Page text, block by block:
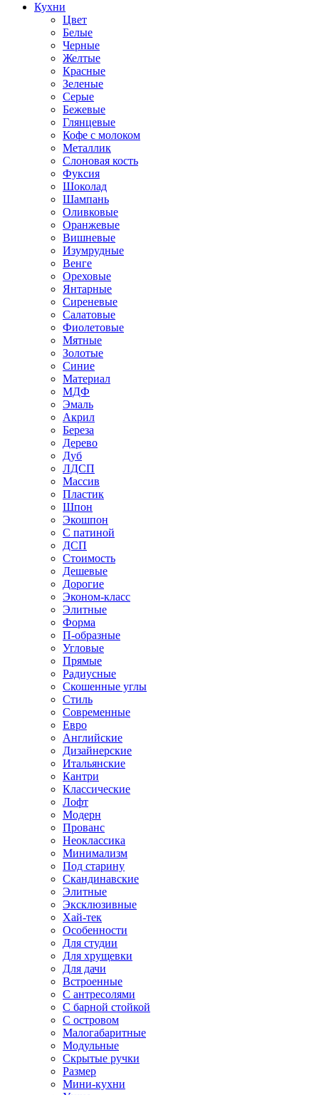
Кухни
Цвет
Белые
Черные
Желтые
Красные
Зеленые
Серые
Бежевые
Глянцевые
Кофе с молоком
Металлик
Слоновая кость
Фуксия
Шоколад
Шампань
Оливковые
Оранжевые
Вишневые
Изумрудные
Венге
Ореховые
Янтарные
Сиреневые
Салатовые
Фиолетовые
Мятные
Золотые
Синие
Материал
МДФ
Эмаль
Акрил
Береза
Дерево
Дуб
ЛДСП
Массив
Пластик
Шпон
Экошпон
С патиной
ДСП
Стоимость
Дешевые
Дорогие
Эконом-класс
Элитные
Форма
П-образные
Угловые
Прямые
Радиусные
Скошенные углы
Стиль
Современные
Евро
Английские
Дизайнерские
Итальянские
Кантри
Классические
Лофт
Модерн
Прованс
Неоклассика
Минимализм
Под старину
Скандинавские
Элитные
Эксклюзивные
Хай-тек
Особенности
Для студии
Для хрущевки
Для дачи
Встроенные
С антресолями
С барной стойкой
С островом
Малогабаритные
Модульные
Скрытые ручки
Размер
Мини-кухни